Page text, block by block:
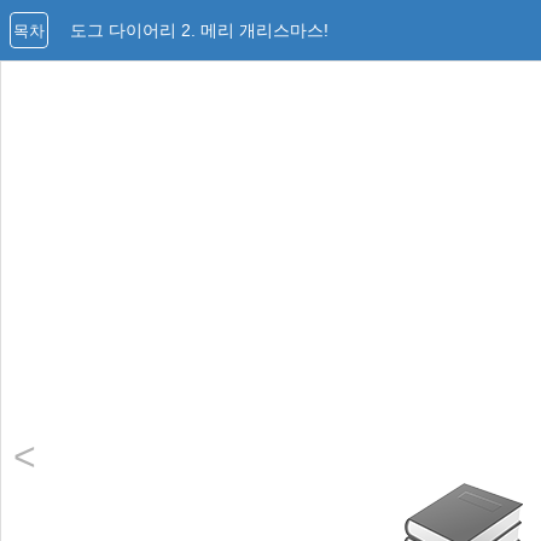
도그 다이어리 2. 메리 개리스마스!
목차
<